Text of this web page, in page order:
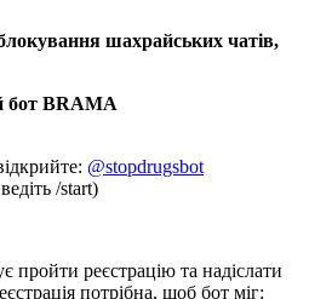
шахрайських чатів,
бот BRAMA
@stopdrugsbot
/start)
пройти реєстрацію та надіслати
потрібна, щоб бот міг: